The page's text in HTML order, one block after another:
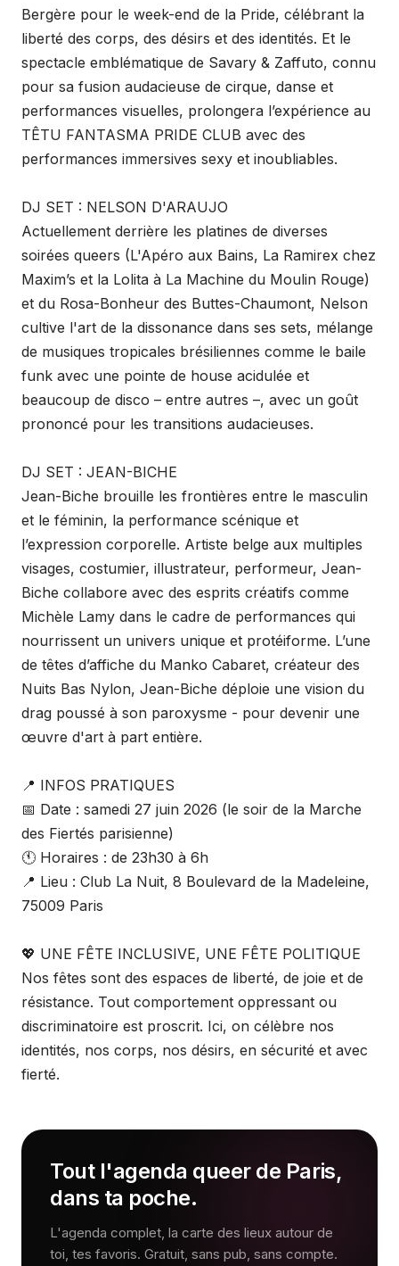
Bergère pour le week-end de la Pride, célébrant la
liberté des corps, des désirs et des identités. Et le
spectacle emblématique de Savary & Zaffuto, connu
pour sa fusion audacieuse de cirque, danse et
performances visuelles, prolongera l’expérience au
TÊTU FANTASMA PRIDE CLUB avec des
performances immersives sexy et inoubliables.
DJ SET : NELSON D'ARAUJO
Actuellement derrière les platines de diverses
soirées queers (L'Apéro aux Bains, La Ramirex chez
Maxim’s et la Lolita à La Machine du Moulin Rouge)
et du Rosa-Bonheur des Buttes-Chaumont, Nelson
cultive l'art de la dissonance dans ses sets, mélange
de musiques tropicales brésiliennes comme le baile
funk avec une pointe de house acidulée et
beaucoup de disco – entre autres –, avec un goût
prononcé pour les transitions audacieuses.
DJ SET : JEAN-BICHE
Jean-Biche brouille les frontières entre le masculin
et le féminin, la performance scénique et
l’expression corporelle. Artiste belge aux multiples
visages, costumier, illustrateur, performeur, Jean-
Biche collabore avec des esprits créatifs comme
Michèle Lamy dans le cadre de performances qui
nourrissent un univers unique et protéiforme. L’une
de têtes d’affiche du Manko Cabaret, créateur des
Nuits Bas Nylon, Jean-Biche déploie une vision du
drag poussé à son paroxysme - pour devenir une
œuvre d'art à part entière.
📍 INFOS PRATIQUES
📅 Date : samedi 27 juin 2026 (le soir de la Marche
des Fiertés parisienne)
🕚 Horaires : de 23h30 à 6h
📍 Lieu : Club La Nuit, 8 Boulevard de la Madeleine,
75009 Paris
💖 UNE FÊTE INCLUSIVE, UNE FÊTE POLITIQUE
Nos fêtes sont des espaces de liberté, de joie et de
résistance. Tout comportement oppressant ou
discriminatoire est proscrit. Ici, on célèbre nos
identités, nos corps, nos désirs, en sécurité et avec
fierté.
Tout l'agenda queer de Paris,
dans ta poche.
L'agenda complet, la carte des lieux autour de
toi, tes favoris. Gratuit, sans pub, sans compte.